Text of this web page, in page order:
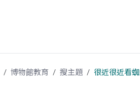
博物館教育 搜主題 很近很近看